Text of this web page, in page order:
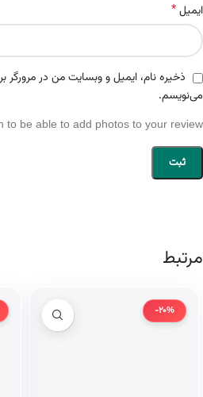
ایمیل*
ذخیره نام، ایمیل و وبسایت من در مرورگر
می‌نویسم.
to be able to add photos to your review.
مرتبط
-20%